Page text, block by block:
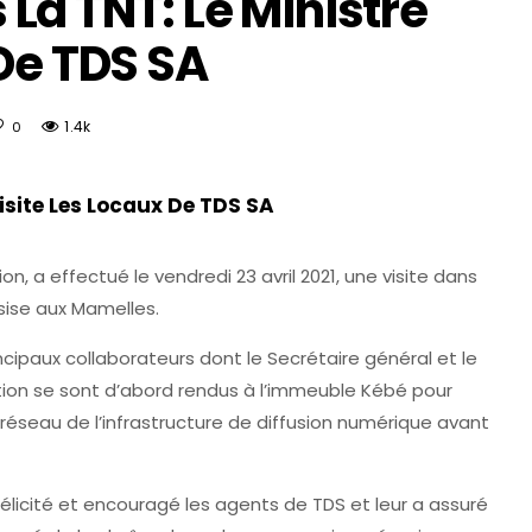
TDS SA
0 1.4k
Les Locaux De TDS SA
a effectué le vendredi 23 avril 2021, une visite dans
aux Mamelles.
collaborateurs dont le Secrétaire général et le
se sont d’abord rendus à l’immeuble Kébé pour
de l’infrastructure de diffusion numérique avant
et encouragé les agents de TDS et leur a assuré